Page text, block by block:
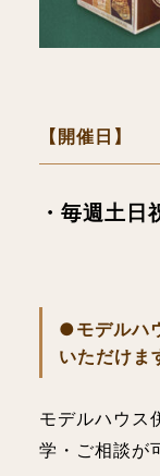
【開催日】
・毎週土日
●モデルハ
いただけま
モデルハウス
学・ご相談が